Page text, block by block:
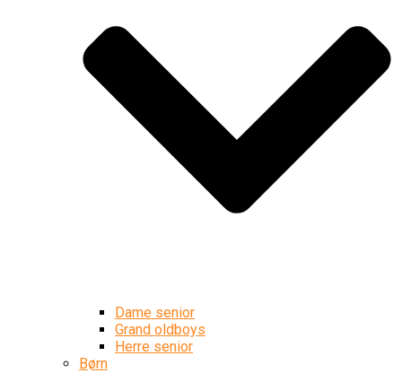
Dame senior
Grand oldboys
Herre senior
Børn